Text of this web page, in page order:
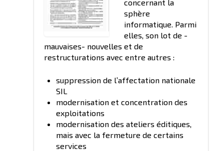
concernant la
sphère
informatique. Parmi
elles, son lot de -
mauvaises- nouvelles et de
restructurations avec entre autres :
suppression de l’affectation nationale
SIL
modernisation et concentration des
exploitations
modernisation des ateliers éditiques,
mais avec la fermeture de certains
services